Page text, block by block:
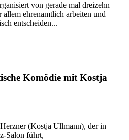
von gerade mal dreizehn
ehrenamtlich arbeiten und
entscheiden...
Komödie mit Kostja
(Kostja Ullmann), der in
Salon führt,